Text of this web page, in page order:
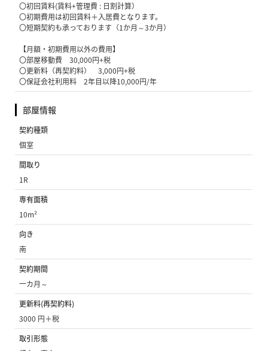
〇初回賃料(賃料+管理費 : 日割計算）
〇初期費用は初回賃料＋入居費となります。
〇短期契約も承っております（1か月～3か月）
【月額・初期費用以外の費用】
〇部屋移動費 30,000円+税
〇更新料（再契約料） 3,000円+税
〇保証会社利用料 2年目以降10,000円/年
部屋情報
契約種類
個室
間取り
1R
専有面積
10m²
向き
南
契約期間
一カ月～
更新料(再契約料)
3000 円＋税
取引形態